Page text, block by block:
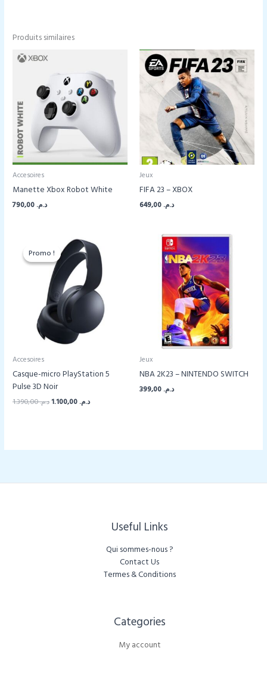
Produits similaires
Accesoires
Manette Xbox Robot White
د.م.
Jeux
FIFA 23 – XBOX
د.م.
Promo !
Promo !
Accesoires
Casque-micro PlayStation 5
Pulse 3D Noir
د.م.1.390,00
Le
د.م.Le
Jeux
NBA 2K23 – NINTENDO SWITCH
د.م.
Useful Links
Qui sommes-nous ?
Contact Us
Termes & Conditions
Categories​
My account